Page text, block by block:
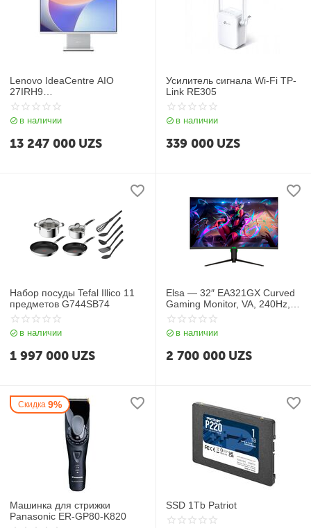
Lenovo IdeaCentre AIO
27IRH9
(i7/16/512GbNVME/27") Cloud
Grey
в наличии
13 247 000 UZS
Усилитель сигнала Wi‑Fi TP-
Link RE305
в наличии
339 000 UZS
Набор посуды Tefal Illico 11
предметов G744SB74
в наличии
1 997 000 UZS
Elsa — 32″ EA321GX Curved
Gaming Monitor, VA, 240Hz,
1mc, FHD (1920*1080), HDMI,
Display port, RGB , Black
в наличии
2 700 000 UZS
Скидка 9%
Машинка для стрижки
Panasonic ER-GP80-K820
SSD 1Tb Patriot